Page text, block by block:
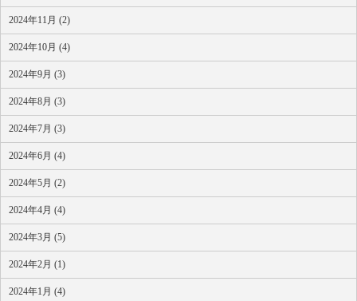
2024年11月 (2)
2024年10月 (4)
2024年9月 (3)
2024年8月 (3)
2024年7月 (3)
2024年6月 (4)
2024年5月 (2)
2024年4月 (4)
2024年3月 (5)
2024年2月 (1)
2024年1月 (4)